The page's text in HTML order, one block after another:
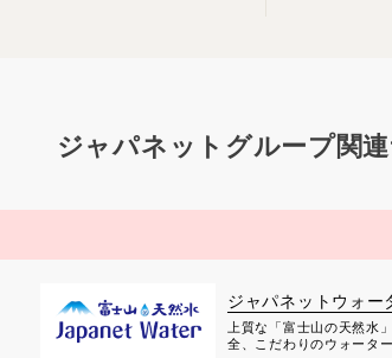
ジャパネットグループ関
ジャパネットウォー
上質な「富士山の天然水
全、こだわりのウォータ